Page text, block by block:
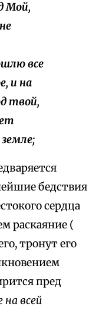
Мой,
все
и на
твой,
бедствия
сердца
раскаяние (
тронут его
пред
всей